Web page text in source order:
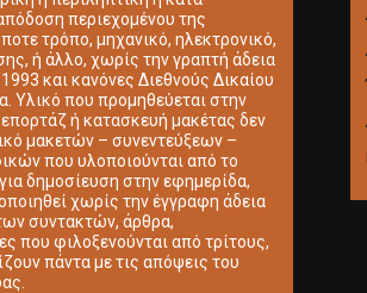
περιεχομένου της
τρόπο, μηχανικό, ηλεκτρονικό,
ή άλλο, χωρίς την γραπτή άδεια
και κανόνες Διεθνούς Δικαίου
Υλικό που προμηθεύεται στην
ή κατασκευή μακέτας δεν
μακετών – συνεντεύξεων –
που υλοποιούνται από το
δημοσίευση στην εφημερίδα,
χωρίς την έγγραφη άδεια
συντακτών, άρθρα,
που φιλοξενούνται από τρίτους,
πάντα με τις απόψεις του